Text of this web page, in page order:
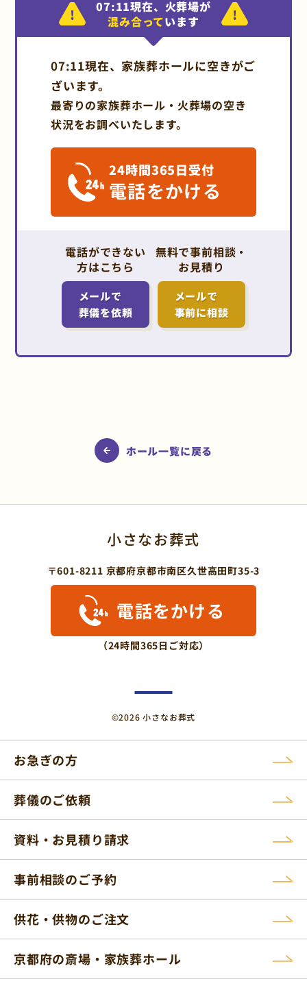
07:11現在、火葬場が
混み合っています
07:11現在、家族葬ホールに空きがご
ざいます。
最寄りの家族葬ホール・火葬場の空き
状況をお調べいたします。
24時間365日受付
電話をかける
電話ができない
方はこちら
メールで
葬儀を依頼
無料で事前相談・
お見積り
メールで
事前に相談
ホール一覧に戻る
小さなお葬式
〒601-8211 京都府京都市南区久世高田町35-3
電話をかける
（24時間365日ご対応）
©2026 小さなお葬式
お急ぎの方
葬儀のご依頼
資料・お見積り請求
事前相談のご予約
供花・供物のご注文
京都府の斎場・家族葬ホール